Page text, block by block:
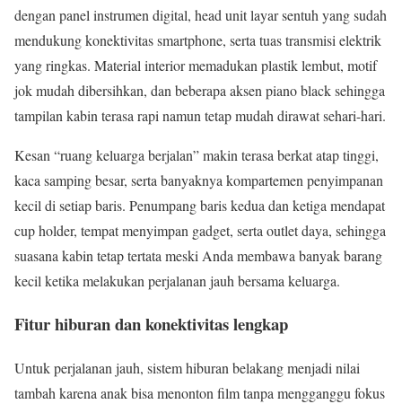
dengan panel instrumen digital, head unit layar sentuh yang sudah
mendukung konektivitas smartphone, serta tuas transmisi elektrik
yang ringkas. Material interior memadukan plastik lembut, motif
jok mudah dibersihkan, dan beberapa aksen piano black sehingga
tampilan kabin terasa rapi namun tetap mudah dirawat sehari-hari.
Kesan “ruang keluarga berjalan” makin terasa berkat atap tinggi,
kaca samping besar, serta banyaknya kompartemen penyimpanan
kecil di setiap baris. Penumpang baris kedua dan ketiga mendapat
cup holder, tempat menyimpan gadget, serta outlet daya, sehingga
suasana kabin tetap tertata meski Anda membawa banyak barang
kecil ketika melakukan perjalanan jauh bersama keluarga.
Fitur hiburan dan konektivitas lengkap
Untuk perjalanan jauh, sistem hiburan belakang menjadi nilai
tambah karena anak bisa menonton film tanpa mengganggu fokus